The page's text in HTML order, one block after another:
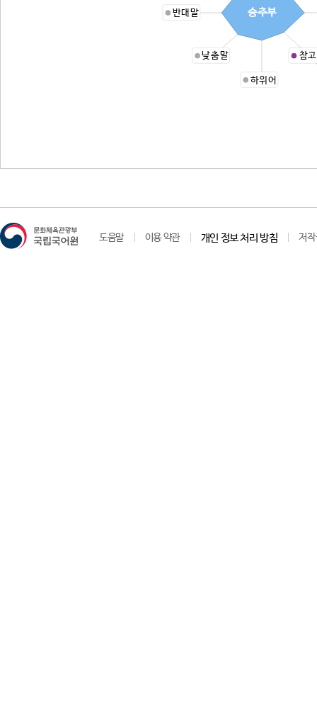
참
하위어
낮춤말
반대말 승추부
도움말 이용 약관 개인 정보 처리 방침 저